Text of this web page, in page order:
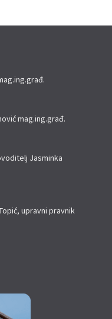
mag.ing.građ.
Jasminka
upravni pravnik